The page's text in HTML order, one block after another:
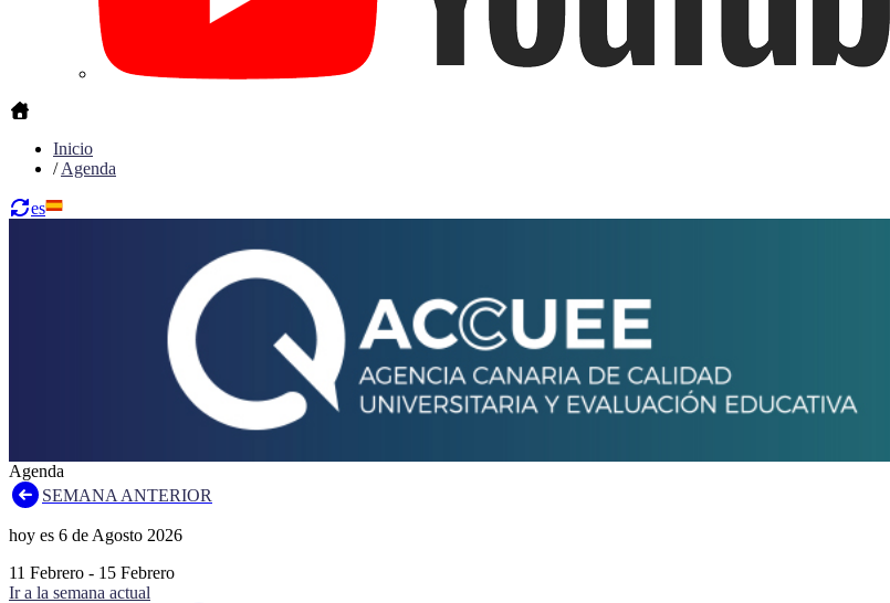
Inicio
/Agenda
es
Agenda
SEMANA ANTERIOR
hoy es 6 de Agosto 2026
11 Febrero - 15 Febrero
Ir a la semana actual